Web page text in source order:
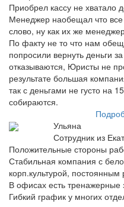
Приобрел кассу не хватало
Менеджер наобещал что все
слово, ну как их же
По факту не то что нам
попросили вернуть деньги
отказываются, Юристы не
результате большая
так с деньгами не густо на
собираются.
Ульяна
Сотрудник из
Положительные стороны
Стабильная компания с
корп.культурой, постоянным
В офисах есть тренажерные
Гибкий график у многих